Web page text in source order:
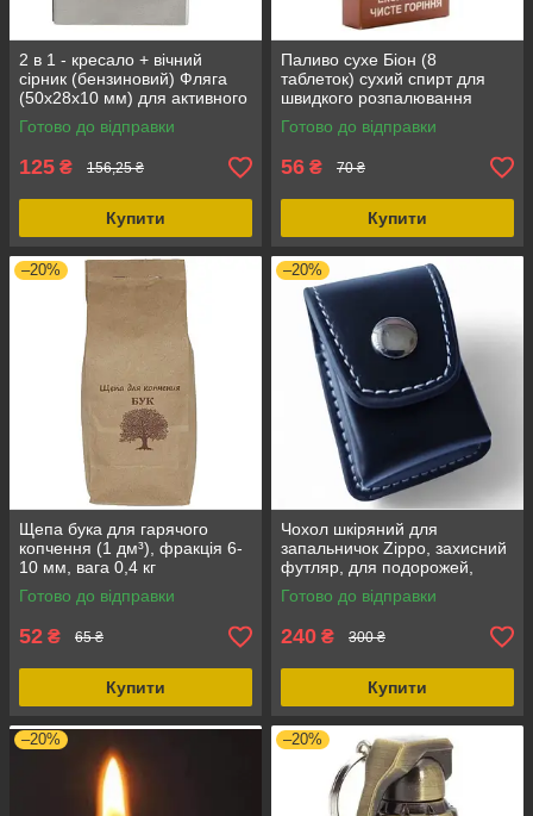
2 в 1 - кресало + вічний
сірник (бензиновий) Фляга
(50х28х10 мм) для активного
відпочинку та туризму
Готово до відправки
125 ₴ 156,25 ₴
Купити
Паливо сухе Біон (8
таблеток) сухий спирт для
швидкого розпалювання
вогнища, обігріву, для
приготування їжі, ОПТ
Готово до відправки
56 ₴ 70 ₴
Купити
–20%
Щепа бука для гарячого
копчення (1 дм³), фракція 6-
10 мм, вага 0,4 кг
Готово до відправки
52 ₴ 65 ₴
Купити
–20%
Чохол шкіряний для
запальничок Zippo, захисний
футляр, для подорожей,
подарунка, колекції та
щоденного використання
Готово до відправки
240 ₴ 300 ₴
Купити
–20% –20%